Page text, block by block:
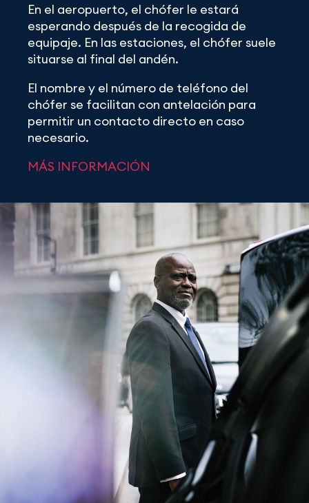
En el aeropuerto, el chófer le estará
esperando después de la recogida de
equipaje. En las estaciones, el chófer suele
situarse al final del andén.
El nombre y el número de teléfono del
chófer se facilitan con antelación para
permitir un contacto directo en caso
necesario.
MÁS INFORMACIÓN